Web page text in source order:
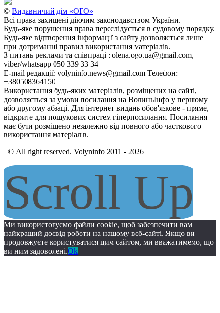
© Видавничий дім «ОГО»
Всі права захищені діючим законодавством України.
Будь-яке порушення права переслідується в судовому порядку.
Будь-яке відтворення інформації з сайту дозволяється лише
при дотриманні правил використання матеріалів.
З питань реклами та співпраці : olena.ogo.ua@gmail.com,
viber/whatsapp 050 339 33 34
E-mail редакції: volyninfo.news@gmail.com Телефон:
+380508364150
Використання будь-яких матеріалів, розміщених на сайті,
дозволяється за умови посилання на ВолиньІнфо у першому
або другому абзаці. Для інтернет видань обов'язкове - пряме,
відкрите для пошукових систем гіперпосилання. Посилання
має бути розміщено незалежно від повного або часткового
використання матеріалів.
© All right reserved. Volyninfo 2011 - 2026
Scroll Up
Ми використовуємо файли cookie, щоб забезпечити вам
найкращий досвід роботи на нашому веб-сайті. Якщо ви
продовжуєте користуватися цим сайтом, ми вважатимемо, що
ви ним задоволені.Ok